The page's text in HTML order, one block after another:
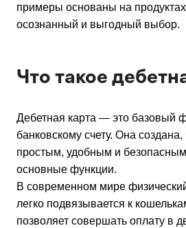
примеры основаны на
осознанный и выгодный выбор.
Что такое
Дебетная карта — это базовый
банковскому счету. Она
простым, удобным и
основные функции.
В современном мире
легко подвязывается к
позволяет совершать оплату в